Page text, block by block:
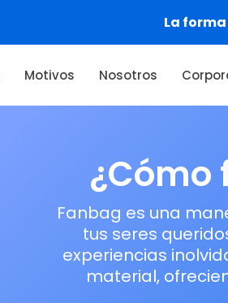
La
Motivos Nosotros
¿Cómo
Fanbag es una
tus seres
experiencias
material,